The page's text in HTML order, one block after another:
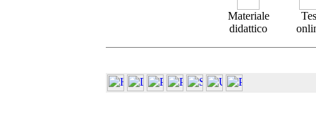
Materiale
didattico